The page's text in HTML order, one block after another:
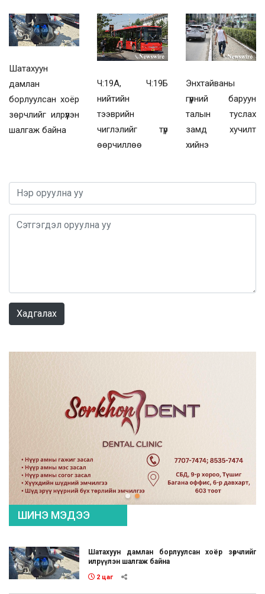
Шатахуун
дамлан
борлуулсан хоёр
зөрчлийг илрүүлэн
шалгаж байна
Ч:19А, Ч:19Б
нийтийн
тээврийн
чиглэлийг түр
өөрчиллөө
Энхтайваны
гүүрний баруун
талын туслах
замд хучилт
хийнэ
Хадгалах
ШИНЭ МЭДЭЭ
Шатахуун дамлан борлуулсан хоёр зөрчлийг
илрүүлэн шалгаж байна
2 цаг